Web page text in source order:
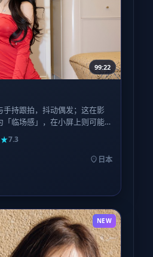
99:22
手持跟拍，抖动偶发；这在影
「临场感」，在小屏上则可能
影响评价。
7.3
日本
NEW